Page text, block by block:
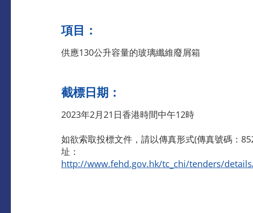
項目：
供應130公升容量的玻璃纖維廢屑箱
截標日期：
2023年2月21日香港時間中午12時
如欲索取投標文件，請以傳真形式(傳真號碼：
址：
http://www.fehd.gov.hk/tc_chi/tenders/